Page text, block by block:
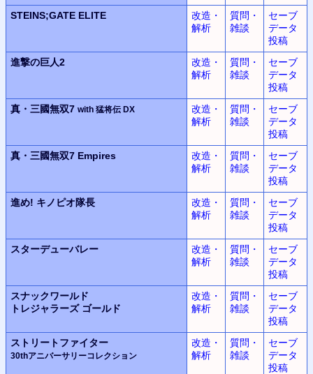
STEINS;GATE ELITE
改造・
解析
質問・
雑談
セーブ
データ
投稿
進撃の巨人2
改造・
解析
質問・
雑談
セーブ
データ
投稿
真・三國無双7 with 猛将伝 DX
改造・
解析
質問・
雑談
セーブ
データ
投稿
真・三國無双7 Empires
改造・
解析
質問・
雑談
セーブ
データ
投稿
進め! キノピオ隊長
改造・
解析
質問・
雑談
セーブ
データ
投稿
スターデューバレー
改造・
解析
質問・
雑談
セーブ
データ
投稿
スナックワールド
トレジャラーズ ゴールド
改造・
解析
質問・
雑談
セーブ
データ
投稿
ストリートファイター
30thアニバーサリーコレクション
改造・
解析
質問・
雑談
セーブ
データ
投稿